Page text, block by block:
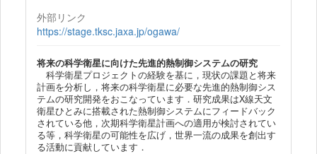
外部リンク
https://stage.tksc.jaxa.jp/ogawa/
将来の科学衛星に向けた先進的熱制御システムの研究
科学衛星プロジェクトの経験を基に，現状の課題と将来
計画を分析し，将来の科学衛星に必要な先進的熱制御シス
テムの研究開発をおこなっています．研究成果はX線天文
衛星ひとみに搭載された熱制御システムにフィードバック
されている他，次期科学衛星計画への適用が検討されてい
る等，科学衛星の可能性を広げ，世界一流の成果を創出す
る活動に貢献しています．